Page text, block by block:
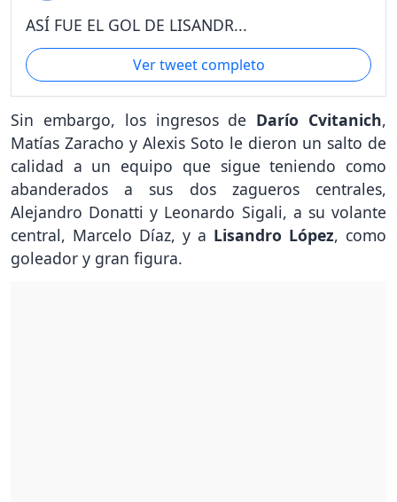
ASÍ FUE EL GOL DE LISANDR...
Ver tweet completo
Sin embargo, los ingresos de Darío Cvitanich,
Matías Zaracho y Alexis Soto le dieron un salto de
calidad a un equipo que sigue teniendo como
abanderados a sus dos zagueros centrales,
Alejandro Donatti y Leonardo Sigali, a su volante
central, Marcelo Díaz, y a Lisandro López, como
goleador y gran figura.